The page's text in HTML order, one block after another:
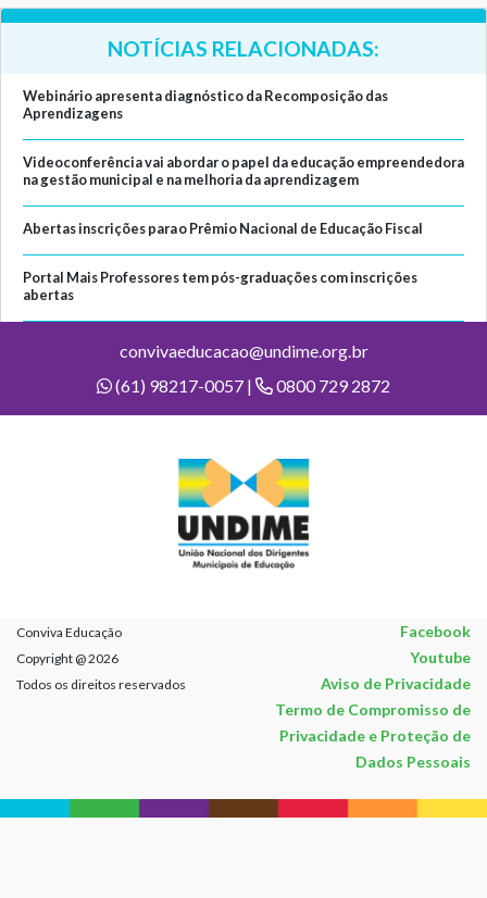
NOTÍCIAS RELACIONADAS:
Webinário apresenta diagnóstico da Recomposição das
Aprendizagens
Videoconferência vai abordar o papel da educação empreendedora
na gestão municipal e na melhoria da aprendizagem
Abertas inscrições para o Prêmio Nacional de Educação Fiscal
Portal Mais Professores tem pós-graduações com inscrições
abertas
convivaeducacao@undime.org.br
(61) 98217-0057 |
0800 729 2872
Conviva Educação Facebook
Copyright @ 2026 Youtube
Todos os direitos reservados
Aviso de Privacidade
Termo de Compromisso de
Privacidade e Proteção de
Dados Pessoais